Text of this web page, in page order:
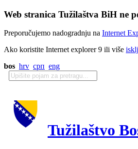
Web stranica Tužilaštva BiH ne
Preporučujemo nadogradnju na Internet
Ako koristite Internet explorer 9 ili više
bos hrv срп eng
Tužilaštvo